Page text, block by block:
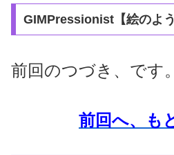
GIMPressionist【絵のよ
前回のつづき、です。
前回へ、